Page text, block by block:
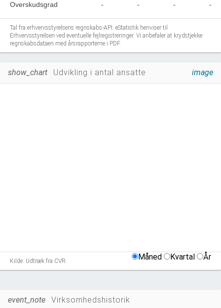
Overskudsgrad - - - -
Tal fra erhvervsstyrelsens regnskabs-API. eStatistik henviser til
Erhvervsstyrelsen ved eventuelle fejlregistreringer. Vi anbefaler at krydstjekke
regnskabsdataen med årsrapporterne i PDF.
show_chart Udvikling i antal ansatte image
Kilde: Udtræk fra CVR. Måned Kvartal År
event_note Virksomhedshistorik